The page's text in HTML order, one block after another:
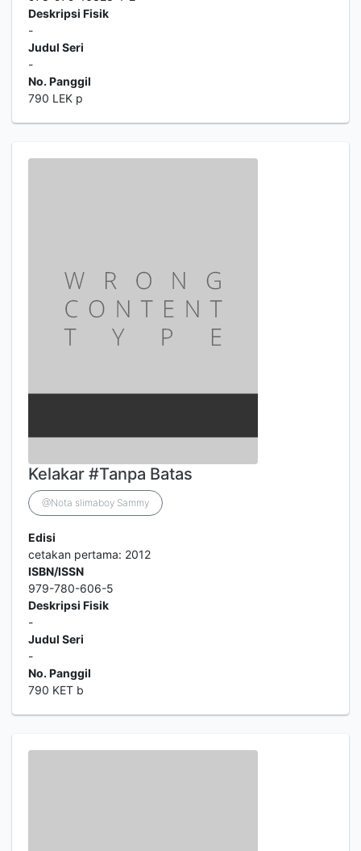
Deskripsi Fisik
-
Judul Seri
-
No. Panggil
790 LEK p
Kelakar #Tanpa Batas
@Nota slimaboy Sammy
Edisi
cetakan pertama: 2012
ISBN/ISSN
979-780-606-5
Deskripsi Fisik
-
Judul Seri
-
No. Panggil
790 KET b